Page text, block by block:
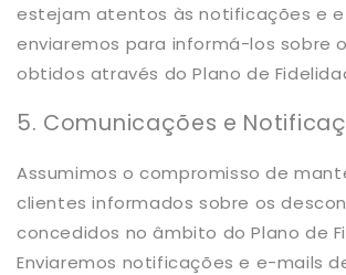
estejam atentos às notificações e
enviaremos para informá-los sobre
obtidos através do Plano de
5. Comunicações e
Assumimos o compromisso de
clientes informados sobre os
concedidos no âmbito do Plano de
Enviaremos notificações e e-mails